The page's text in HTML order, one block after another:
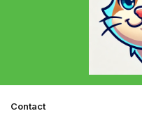
Contact